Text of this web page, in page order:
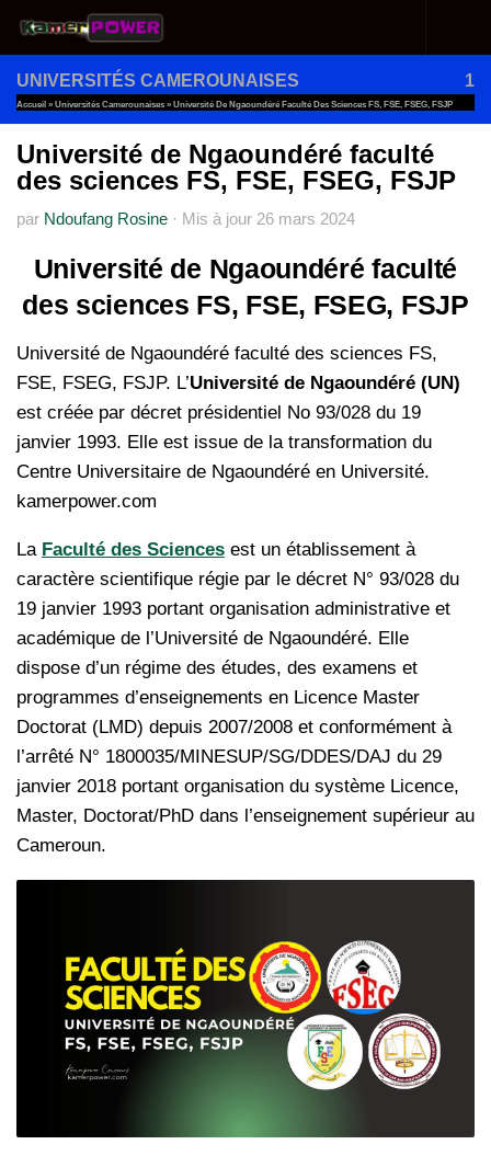
Au dessous du contenu
UNIVERSITÉS CAMEROUNAISES 1
Accueil » Universités Camerounaises » Université De Ngaoundéré Faculté Des Sciences FS, FSE, FSEG, FSJP
Université de Ngaoundéré faculté
des sciences FS, FSE, FSEG, FSJP
par Ndoufang Rosine · Mis à jour 26 mars 2024
Université de Ngaoundéré faculté
des sciences FS, FSE, FSEG, FSJP
Université de Ngaoundéré faculté des sciences FS,
FSE, FSEG, FSJP. L’Université de Ngaoundéré (UN)
est créée par décret présidentiel No 93/028 du 19
janvier 1993. Elle est issue de la transformation du
Centre Universitaire de Ngaoundéré en Université.
kamerpower.com
La Faculté des Sciences est un établissement à
caractère scientifique régie par le décret N° 93/028 du
19 janvier 1993 portant organisation administrative et
académique de l’Université de Ngaoundéré. Elle
dispose d’un régime des études, des examens et
programmes d’enseignements en Licence Master
Doctorat (LMD) depuis 2007/2008 et conformément à
l’arrêté N° 1800035/MINESUP/SG/DDES/DAJ du 29
janvier 2018 portant organisation du système Licence,
Master, Doctorat/PhD dans l’enseignement supérieur au
Cameroun.